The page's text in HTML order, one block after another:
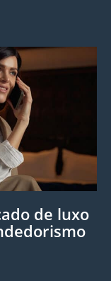
de luxo